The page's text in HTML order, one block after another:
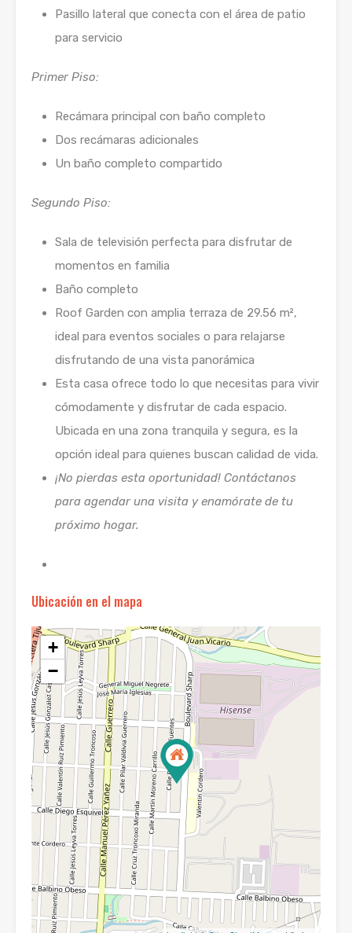
Pasillo lateral que conecta con el área de patio
para servicio
Primer Piso:
Recámara principal con baño completo
Dos recámaras adicionales
Un baño completo compartido
Segundo Piso:
Sala de televisión perfecta para disfrutar de
momentos en familia
Baño completo
Roof Garden con amplia terraza de 29.56 m²,
ideal para eventos sociales o para relajarse
disfrutando de una vista panorámica
Esta casa ofrece todo lo que necesitas para vivir
cómodamente y disfrutar de cada espacio.
Ubicada en una zona tranquila y segura, es la
opción ideal para quienes buscan calidad de vida.
¡No pierdas esta oportunidad! Contáctanos
para agendar una visita y enamórate de tu
próximo hogar.
Ubicación en el mapa
+
−